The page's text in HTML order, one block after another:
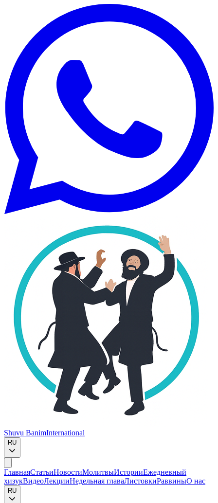
Shuvu BanimInternational
RU
ГлавнаяСтатьиНовостиМолитвыИсторииЕжедневный
хизукВидеоЛекцииНедельная главаЛистовкиРаввиныО нас
RU